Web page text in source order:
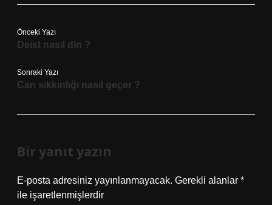
Önceki Yazı
Deist nasıl din ?
Sonraki Yazı
Can sıkkınlığı nasıl geçer ?
Bir yanıt yazın
E-posta adresiniz yayınlanmayacak. Gerekli alanlar *
ile işaretlenmişlerdir